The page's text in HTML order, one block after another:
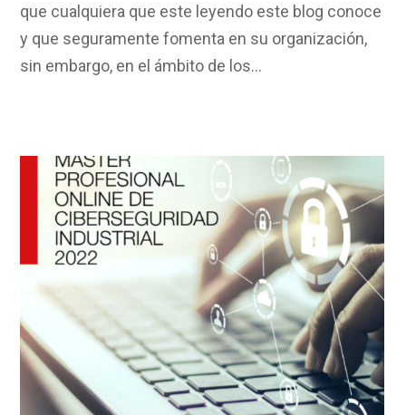
que cualquiera que este leyendo este blog conoce
y que seguramente fomenta en su organización,
sin embargo, en el ámbito de los…